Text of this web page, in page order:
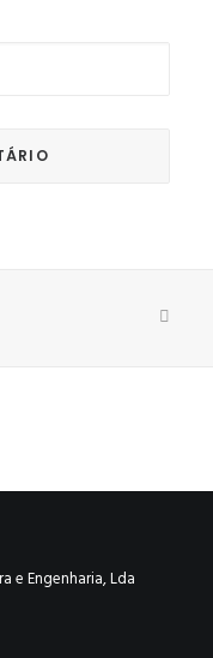
e Engenharia, Lda